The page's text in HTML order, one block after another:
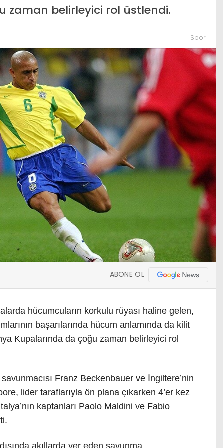
zaman belirleyici rol üstlendi.
Spor
ABONE OL
hücumcuların korkulu rüyası haline gelen,
başarılarında hücum anlamında da kilit
Kupalarında da çoğu zaman belirleyici rol
savunmacısı Franz Beckenbauer ve İngiltere’nin
lider taraflarıyla ön plana çıkarken 4’er kez
kaptanları Paolo Maldini ve Fabio